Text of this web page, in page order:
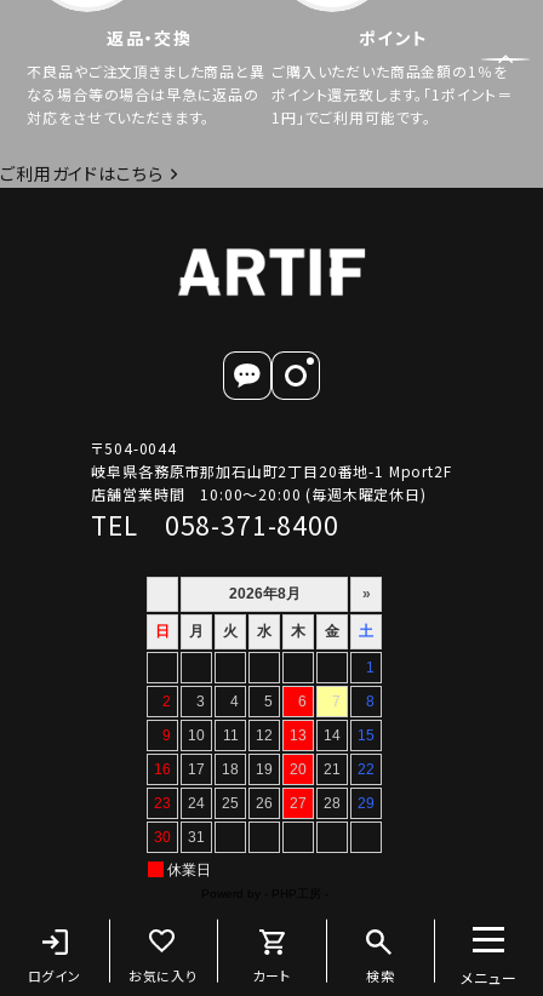
返品・交換
不良品やご注文頂きました商品と異
なる場合等の場合は早急に返品の
対応をさせていただきます。
ポイント
ご購入いただいた商品金額の1％を
ポイント還元致します。「1ポイント＝
1円」でご利用可能です。
ご利用ガイドはこちら
〒504-0044
岐阜県各務原市那加石山町2丁目20番地-1 Mport2F
店舗営業時間 10:00～20:00 (毎週木曜定休日)
TEL 058-371-8400
Copyright ©ARTIF All Rights Reserved.